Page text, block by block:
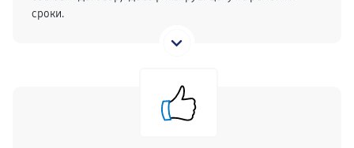
сроки.